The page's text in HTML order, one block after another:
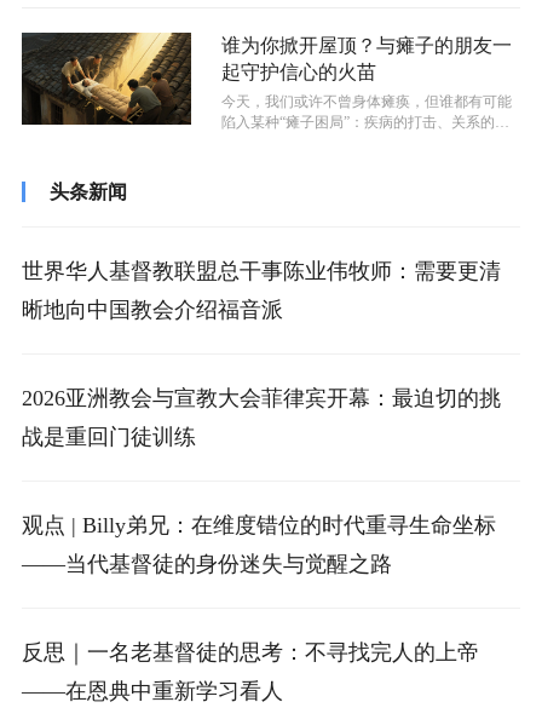
谁为你掀开屋顶？与瘫子的朋友一
起守护信心的火苗
今天，我们或许不曾身体瘫痪，但谁都有可能
陷入某种“瘫子困局”：疾病的打击、关系的破
头条新闻
世界华人基督教联盟总干事陈业伟牧师：需要更清
晰地向中国教会介绍福音派
2026亚洲教会与宣教大会菲律宾开幕：最迫切的挑
战是重回门徒训练
观点 | Billy弟兄：在维度错位的时代重寻生命坐标
——当代基督徒的身份迷失与觉醒之路
反思｜一名老基督徒的思考：不寻找完人的上帝
——在恩典中重新学习看人